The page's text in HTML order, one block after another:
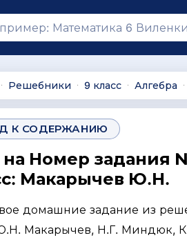
∙ Решебники ∙ 9 класс ∙ Алгебра ∙
К СОДЕРЖАНИЮ
на Номер задания
Макарычев Ю.Н.
домашние задание из
Макарычев, Н.Г. Миндюк,